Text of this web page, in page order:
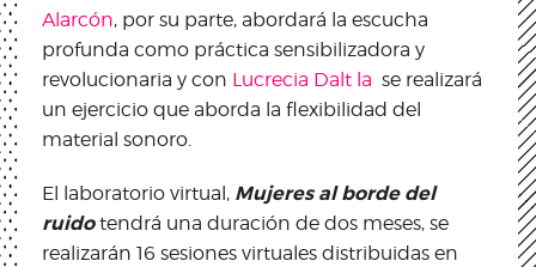
Alarcón, por su parte, abordará la escucha
profunda como práctica sensibilizadora y
revolucionaria y con Lucrecia Dalt la se realizará
un ejercicio que aborda la flexibilidad del
material sonoro.
El laboratorio virtual, Mujeres al borde del
ruidotendrá una duración de dos meses, se
realizarán 16 sesiones virtuales distribuidas en